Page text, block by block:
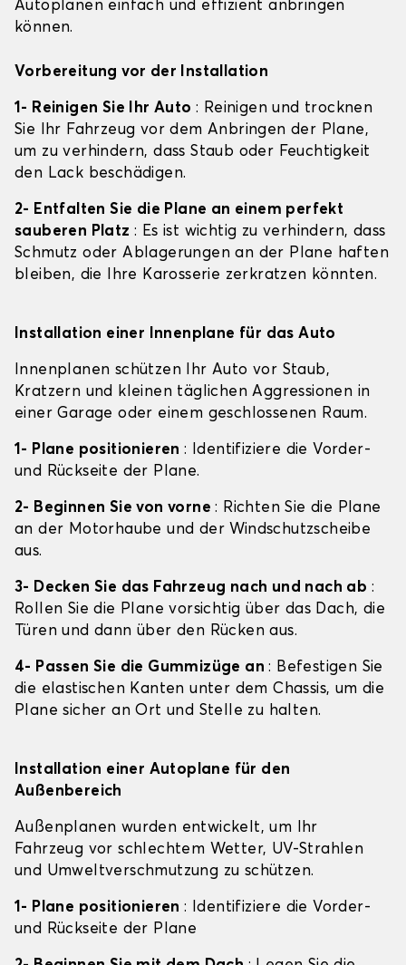
Autoplanen einfach und effizient anbringen
können.
Vorbereitung vor der Installation
1- Reinigen Sie Ihr Auto : Reinigen und trocknen
Sie Ihr Fahrzeug vor dem Anbringen der Plane,
um zu verhindern, dass Staub oder Feuchtigkeit
den Lack beschädigen.
2- Entfalten Sie die Plane an einem perfekt
sauberen Platz: Es ist wichtig zu verhindern, dass
Schmutz oder Ablagerungen an der Plane haften
bleiben, die Ihre Karosserie zerkratzen könnten.
Installation einer Innenplane für das Auto
Innenplanen schützen Ihr Auto vor Staub,
Kratzern und kleinen täglichen Aggressionen in
einer Garage oder einem geschlossenen Raum.
1- Plane positionieren: Identifiziere die Vorder-
und Rückseite der Plane.
2- Beginnen Sie von vorne: Richten Sie die Plane
an der Motorhaube und der Windschutzscheibe
aus.
3- Decken Sie das Fahrzeug nach und nach ab :
Rollen Sie die Plane vorsichtig über das Dach, die
Türen und dann über den Rücken aus.
4- Passen Sie die Gummizüge an: Befestigen Sie
die elastischen Kanten unter dem Chassis, um die
Plane sicher an Ort und Stelle zu halten.
Installation einer Autoplane für den
Außenbereich
Außenplanen wurden entwickelt, um Ihr
Fahrzeug vor schlechtem Wetter, UV-Strahlen
und Umweltverschmutzung zu schützen.
1- Plane positionieren: Identifiziere die Vorder-
und Rückseite der Plane